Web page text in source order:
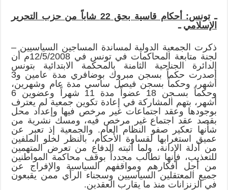
ـ
تونس: أحكام قاسية بحق 22 شاباً من حزب التحرير
الإسلامي ـ
ذكرت الجمعية الدولية لمساندة المساجين السياسيين –
لجنة متابعة المحاكمات في تونس في 12/5/2008م أن
الدائرة الجناحية الثامنة بالمحكمة الابتدائية بتونس
أصدرت حكماً بسجن مبروك بوضافري مدة عامين و3
أشهر، وحكماً بسجن فيصل ساسي مدة عام وشهرين،
وحكماً بسـجن 18 عضواً مدة 11 شهراً وعضوين 6
أشهر، بتهم المشاركة في إعادة تكوين جمعية لم يعترف
بوجودها وعقد اجتماعات غير مرخص فيها وإعداد محل
بقصد عقد اجتماع غير مرخص فيه، ومسك نشرية من
شأنها تعكير صفو النظام العام. والجمعية إذ تعبر عن
عميق استغرابها لقساوة الأحكام، بالنظر لخلو الملفين
من أدلة الإدانة، ولما أثبته الدفاع من تعرض المتهمين
للتعذيب، فإنها تطالب مجدداً بوقف محاكمة المواطنين
من أجل أفكارهم ومواقفهم السياسية والإفراج عن
جميع المعتقلين السياسيين وسجناء الرأي ممن يقبعون
في الزنزانات منذ ما يقارب العقدين.